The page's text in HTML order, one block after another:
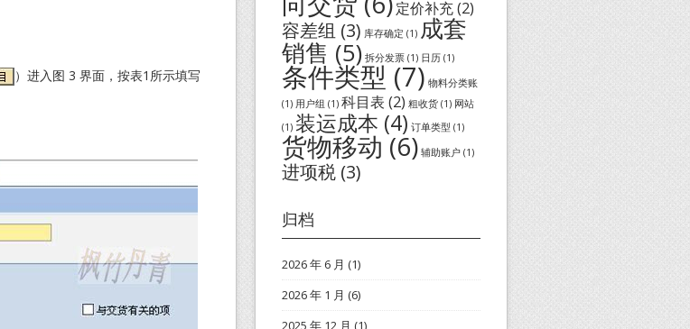
）进入图 3 界面，按表1所示填写
定价补充(2)
容差组 (3) 库存确定 (1) 成套
销售 (5) 拆分发票 (1) 日历 (1)
条件类型 (7) 物料分类账
(1) 用户组 (1) 科目表 (2) 粗收货 (1) 网站
(1) 装运成本 (4) 订单类型 (1)
货物移动(6) 辅助账户 (1)
进项税 (3)
归档
2026 年 6 月 (1)
2026 年 1 月 (6)
2025 年 12 月 (1)